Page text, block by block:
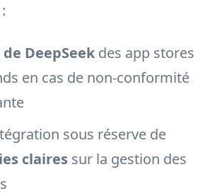
DeepSeek des app stores
en cas de non-conformité
sous réserve de
claires sur la gestion des